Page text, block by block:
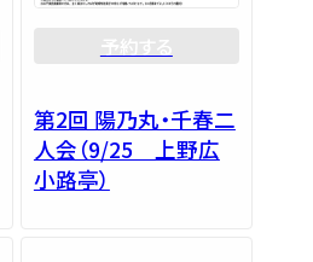
第2回 陽乃丸・千春二
人会（9/25 上野広
小路亭）